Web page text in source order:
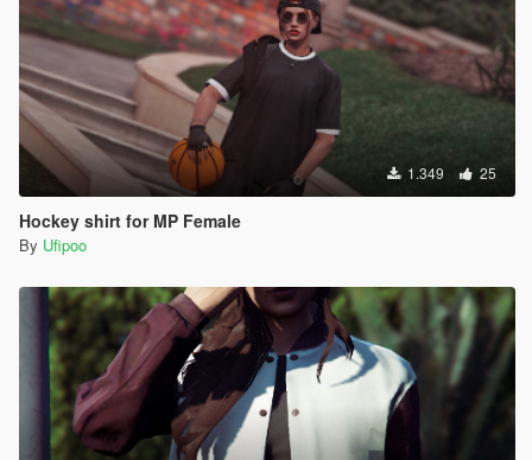
1.349 25
Hockey shirt for MP Female
By Ufipoo